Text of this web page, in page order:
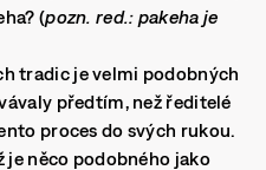
(pozn. red.: pakeha je
tradic je velmi podobných
předtím, než ředitelé
proces do svých rukou.
je něco podobného jako